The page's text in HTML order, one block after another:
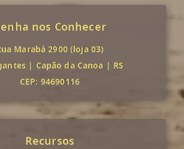
nos Conhecer
Marabá 2900 (loja 03)
| Capão da Canoa | RS
CEP: 94690116
Recursos